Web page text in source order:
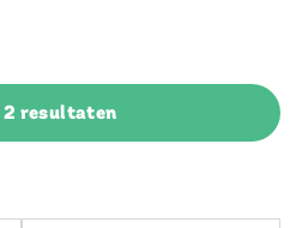
resultaten